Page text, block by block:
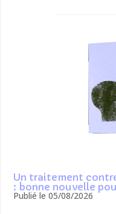
Un traitement
: bonne nouvelle
Publié le 05/08/2026